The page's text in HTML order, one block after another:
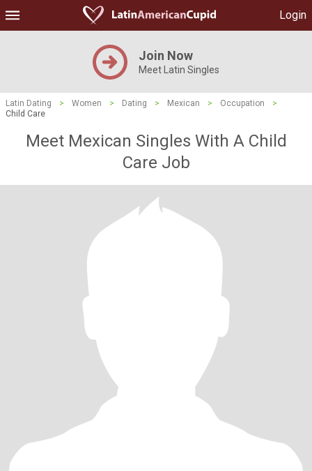
Login
Join Now
Meet Latin Singles
Latin Dating > Women > Dating > Mexican > Occupation
>
Child Care
Meet Mexican Singles With A Child
Care Job